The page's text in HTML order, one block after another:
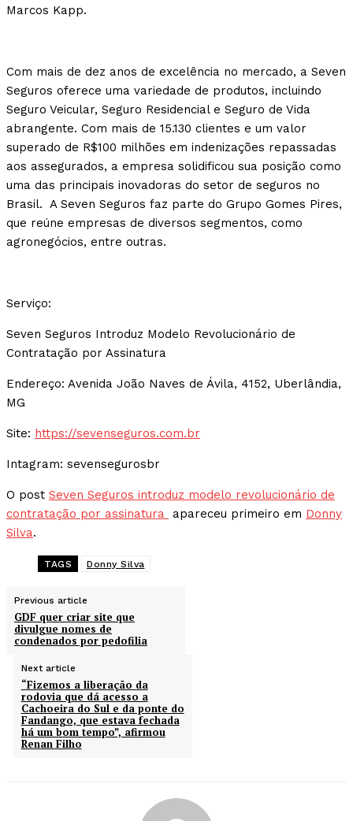
Marcos Kapp.
Com mais de dez anos de excelência no mercado, a Seven
Seguros oferece uma variedade de produtos, incluindo
Seguro Veicular, Seguro Residencial e Seguro de Vida
abrangente. Com mais de 15.130 clientes e um valor
superado de R$100 milhões em indenizações repassadas
aos assegurados, a empresa solidificou sua posição como
uma das principais inovadoras do setor de seguros no
Brasil. A Seven Seguros faz parte do Grupo Gomes Pires,
que reúne empresas de diversos segmentos, como
agronegócios, entre outras.
Serviço:
Seven Seguros Introduz Modelo Revolucionário de
Contratação por Assinatura
Endereço: Avenida João Naves de Ávila, 4152, Uberlândia,
MG
Site: https://sevenseguros.com.br
Intagram: sevensegurosbr
O post Seven Seguros introduz modelo revolucionário de
contratação por assinatura
apareceu primeiro em Donny
Silva.
TAGS Donny Silva
Previous article
GDF quer criar site que
divulgue nomes de
condenados por pedofilia
Next article
“Fizemos a liberação da
rodovia que dá acesso a
Cachoeira do Sul e da ponte do
Fandango, que estava fechada
há um bom tempo”, afirmou
Renan Filho